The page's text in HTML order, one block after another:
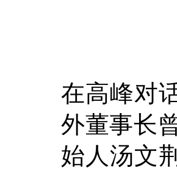
在高峰对
外董事长
始人汤文